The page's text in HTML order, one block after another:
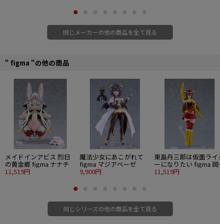
同じメーカーの他の商品を全て見る
" figma "の他の商品
メイドインアビス 烈日
の黄金郷 figma ナナチ
11,519円
魔法少女にあこがれて
figma マジアベーゼ
9,900円
東島丹三郎は仮面ライ
ーになりたい figma
ユリコ（電波人間タッ
11,519円
同じシリーズの他の商品を全て見る